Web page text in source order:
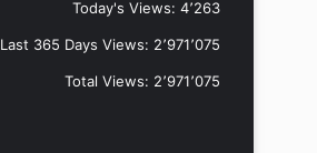
Today's Views: 4٬263
Last 365 Days Views: 2٬971٬075
Total Views: 2٬971٬075